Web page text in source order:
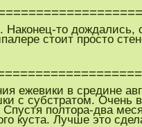
то дождались,
стоит просто
ежевики в средине
с субстратом. Очень
полтора-два
куста. Лучше это